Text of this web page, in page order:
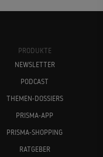
PRODUKTE
NEWSLETTER
PODCAST
THEMEN-DOSSIERS
PRISMA-APP
PRISMA-SHOPPING
RATGEBER